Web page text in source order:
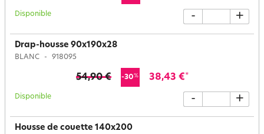
Disponible - +
Drap-housse 90x190x28
BLANC 918095
54,90 € -30% 38,43 €*
Disponible - +
Housse de couette 140x200